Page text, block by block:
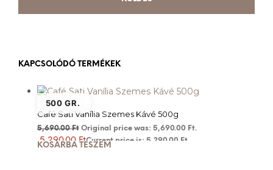
KAPCSOLÓDÓ TERMÉKEK
500 GR.
Café Sati Vanília Szemes Kávé 500g
5,690.00Ft Original price was: 5,690.00 Ft.
5,290.00 FtCurrent price is: 5,290.00 Ft.
KOSÁRBA TESZEM